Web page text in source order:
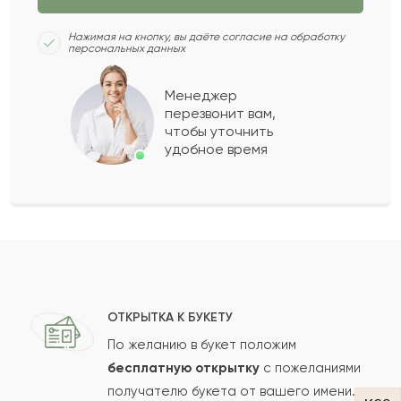
Балгабек
Показать еще
Ваш e-mail
Нажимая на кнопку, вы даёте согласие на обработку
персональных данных
Менеджер
перезвонит вам,
чтобы уточнить
удобное время
ОТКРЫТКА К БУКЕТУ
По желанию в букет положим
бесплатную открытку с пожеланиями
получателю букета от вашего имени.